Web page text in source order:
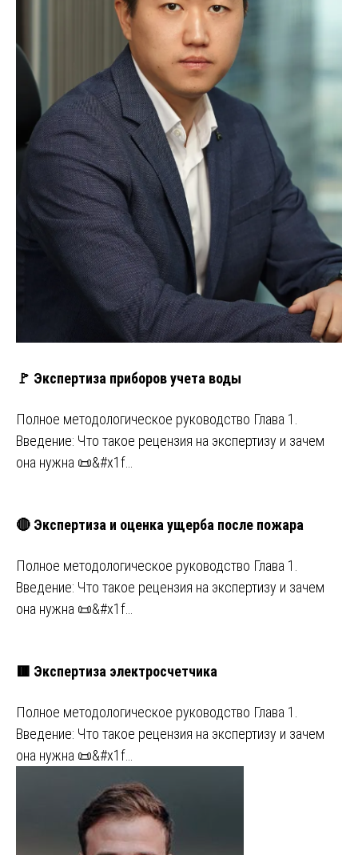
🚩 Экспертиза приборов учета воды
Полное методологическое руководство Глава 1.
Введение: Что такое рецензия на экспертизу и зачем
она нужна 📜&#x1f…
🔴 Экспертиза и оценка ущерба после пожара
Полное методологическое руководство Глава 1.
Введение: Что такое рецензия на экспертизу и зачем
она нужна 📜&#x1f…
🟥 Экспертиза электросчетчика
Полное методологическое руководство Глава 1.
Введение: Что такое рецензия на экспертизу и зачем
она нужна 📜&#x1f…